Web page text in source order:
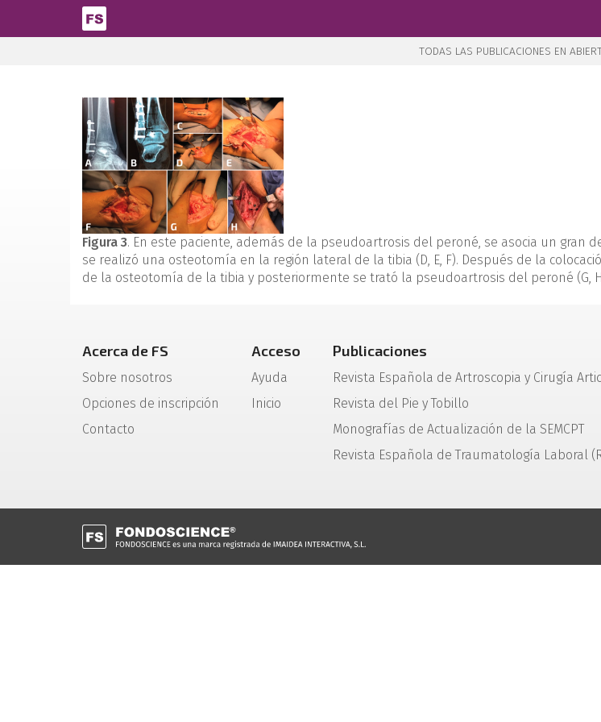
Pasar al contenido principal
TODAS LAS PUBLICACIONES EN
Figura 3. En este paciente, además de la pseudoartrosis del peroné, se asocia un gran
se realizó una osteotomía en la región lateral de la tibia (D, E, F). Después de la
de la osteotomía de la tibia y posteriormente se trató la pseudoartrosis del peroné (G,
Acerca de FS
Sobre nosotros
Opciones de inscripción
Contacto
Acceso
Ayuda
Inicio
Publicaciones
Revista Española de Artroscopia y Cirugía
Revista del Pie y Tobillo
Monografías de Actualización de la SEMCPT
Revista Española de Traumatología Laboral